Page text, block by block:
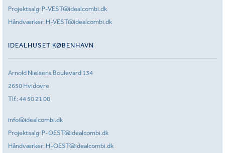
Projektsalg: P-VEST@idealcombi.dk
Håndværker: H-VEST@idealcombi.dk
IDEALHUSET KØBENHAVN
Arnold Nielsens Boulevard 134
2650 Hvidovre
Tlf.:44 50 21 00
info@idealcombi.dk
Projektsalg: P-OEST@idealcombi.dk
Håndværker: H-OEST@idealcombi.dk